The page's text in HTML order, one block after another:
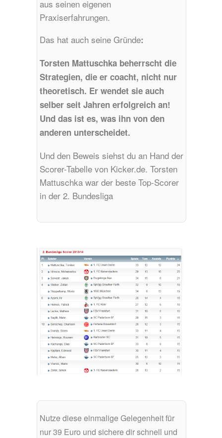
aus seinen eigenen
Praxiserfahrungen.
Das hat auch seine Gründe:
Torsten Mattuschka beherrscht die
Strategien, die er coacht, nicht nur
theoretisch. Er wendet sie auch
selber seit Jahren erfolgreich an!
Und das ist es, was ihn von den
anderen unterscheidet.
Und den Beweis siehst du an Hand der
Scorer-Tabelle von Kicker.de. Torsten
Mattuschka war der beste Top-Scorer
in der 2. Bundesliga
Nutze diese einmalige Gelegenheit für
nur 39 Euro und sichere dir schnell und